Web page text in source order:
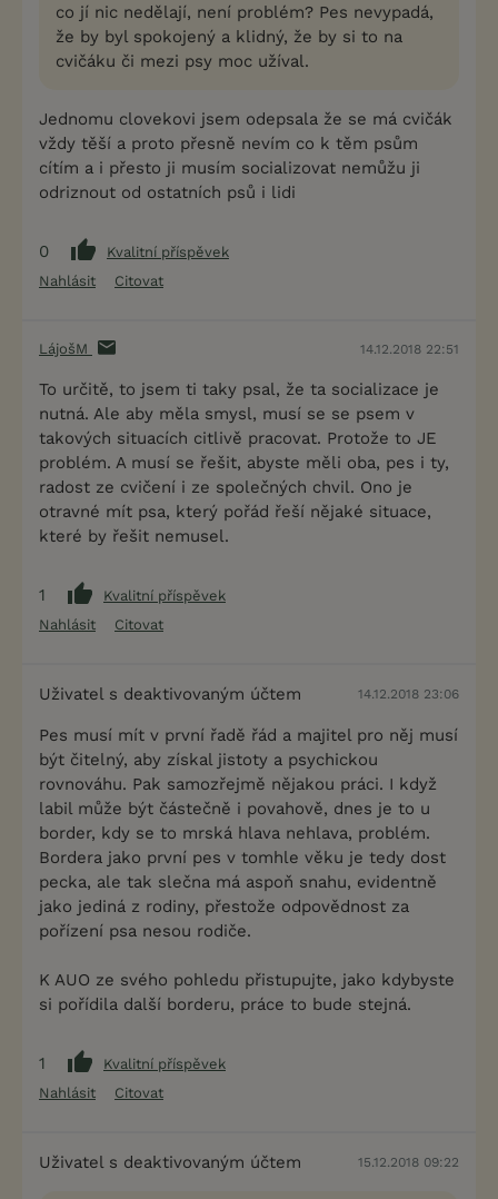
co jí nic nedělají, není problém? Pes nevypadá,
že by byl spokojený a klidný, že by si to na
cvičáku či mezi psy moc užíval.
Jednomu clovekovi jsem odepsala že se má cvičák
vždy těší a proto přesně nevím co k těm psům
cítím a i přesto ji musím socializovat nemůžu ji
odriznout od ostatních psů i lidi
0
Kvalitní příspěvek
Nahlásit
Citovat
LájošM 14.12.2018 22:51
To určitě, to jsem ti taky psal, že ta socializace je
nutná. Ale aby měla smysl, musí se se psem v
takových situacích citlivě pracovat. Protože to JE
problém. A musí se řešit, abyste měli oba, pes i ty,
radost ze cvičení i ze společných chvil. Ono je
otravné mít psa, který pořád řeší nějaké situace,
které by řešit nemusel.
1
Kvalitní příspěvek
Nahlásit
Citovat
Uživatel s deaktivovaným účtem 14.12.2018 23:06
Pes musí mít v první řadě řád a majitel pro něj musí
být čitelný, aby získal jistoty a psychickou
rovnováhu. Pak samozřejmě nějakou práci. I když
labil může být částečně i povahově, dnes je to u
border, kdy se to mrská hlava nehlava, problém.
Bordera jako první pes v tomhle věku je tedy dost
pecka, ale tak slečna má aspoň snahu, evidentně
jako jediná z rodiny, přestože odpovědnost za
pořízení psa nesou rodiče.
K AUO ze svého pohledu přistupujte, jako kdybyste
si pořídila další borderu, práce to bude stejná.
1
Kvalitní příspěvek
Nahlásit
Citovat
Uživatel s deaktivovaným účtem 15.12.2018 09:22